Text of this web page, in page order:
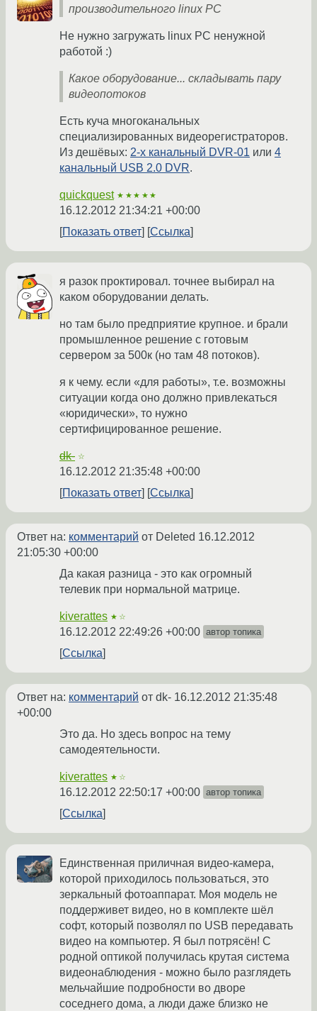
производительного linux PC
Не нужно загружать linux PC ненужной
работой :)
Какое оборудование... складывать пару
видеопотоков
Есть куча многоканальных
специализированных видеорегистраторов.
Из дешёвых: 2-х канальный DVR-01 или 4
канальный USB 2.0 DVR.
quickquest ★★★★★
16.12.2012 21:34:21 +00:00
Показать ответ
Ссылка
я разок проктировал. точнее выбирал на
каком оборудовании делать.
но там было предприятие крупное. и брали
промышленное решение с готовым
сервером за 500к (но там 48 потоков).
я к чему. если «для работы», т.е. возможны
ситуации когда оно должно привлекаться
«юридически», то нужно
сертифицированное решение.
dk- ☆
16.12.2012 21:35:48 +00:00
Показать ответ
Ссылка
Ответ на: комментарий от Deleted 16.12.2012
21:05:30 +00:00
Да какая разница - это как огромный
телевик при нормальной матрице.
kiverattes ★☆
16.12.2012 22:49:26 +00:00 автор топика
Ссылка
Ответ на: комментарий от dk- 16.12.2012 21:35:48
+00:00
Это да. Но здесь вопрос на тему
самодеятельности.
kiverattes ★☆
16.12.2012 22:50:17 +00:00 автор топика
Ссылка
Единственная приличная видео-камера,
которой приходилось пользоваться, это
зеркальный фотоаппарат. Моя модель не
поддерживет видео, но в комплекте шёл
софт, который позволял по USB передавать
видео на компьютер. Я был потрясён! С
родной оптикой получилась крутая система
видеонаблюдения - можно было разглядеть
мельчайшие подробности во дворе
соседнего дома, а люди даже близко не